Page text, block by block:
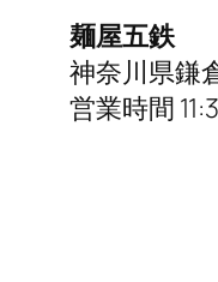
麺屋五鉄
神奈川県鎌
営業時間